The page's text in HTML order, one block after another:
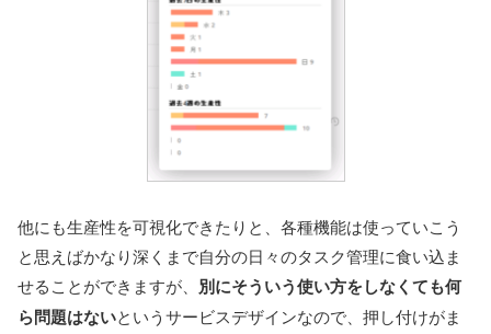
他にも生産性を可視化できたりと、各種機能は使っていこう
と思えばかなり深くまで自分の日々のタスク管理に食い込ま
せることができますが、 別にそういう使い方をしなくても何
ら問題はないというサービスデザインなので、押し付けがま